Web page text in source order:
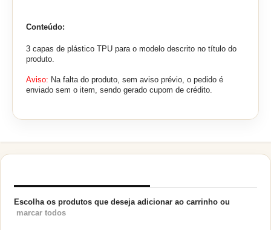
Conteúdo:
3 capas de plástico TPU para o modelo descrito no título do
produto.
Aviso: Na falta do produto, sem aviso prévio, o pedido é
enviado sem o item, sendo gerado cupom de crédito.
Escolha os produtos que deseja adicionar ao carrinho ou
marcar todos